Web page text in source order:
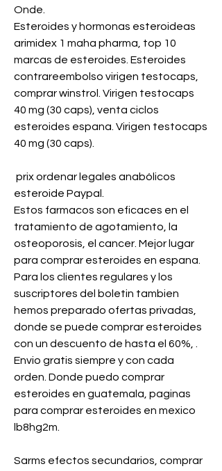
Onde.
Esteroides y hormonas esteroideas
arimidex 1 maha pharma, top 10
marcas de esteroides. Esteroides
contrareembolso virigen testocaps,
comprar winstrol. Virigen testocaps
40 mg (30 caps), venta ciclos
esteroides espana. Virigen testocaps
40 mg (30 caps).
esteroide Paypal.
Estos farmacos son eficaces en el
tratamiento de agotamiento, la
osteoporosis, el cancer. Mejor lugar
para comprar esteroides en espana.
Para los clientes regulares y los
suscriptores del boletin tambien
hemos preparado ofertas privadas,
donde se puede comprar esteroides
con un descuento de hasta el 60%, .
Envio gratis siempre y con cada
orden. Donde puedo comprar
esteroides en guatemala, paginas
para comprar esteroides en mexico
lb8hg2m.
Sarms efectos secundarios, comprar